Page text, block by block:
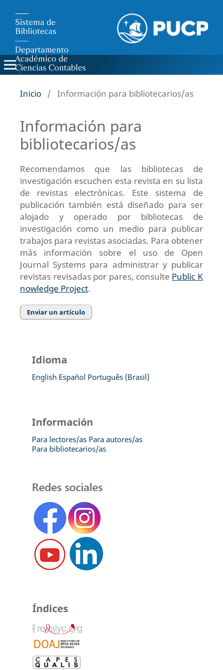
Inicio / Información para bibliotecarios/as
Información para
bibliotecarios/as
Recomendamos que las bibliotecas de
investigación escuchen esta revista en su lista
de revistas electrónicas. Este sistema de
publicación también está diseñado para ser
alojado y operado por bibliotecas de
investigación como un medio para publicar
trabajos para revistas asociadas. Para obtener
más información sobre el uso de Open
Journal Systems para administrar y publicar
revistas revisadas por pares, consulte Public K
nowledge Project.
Enviar un artículo
Idioma
English Español Português (Brasil)
Información
Para lectores/as Para autores/as
Para bibliotecarios/as